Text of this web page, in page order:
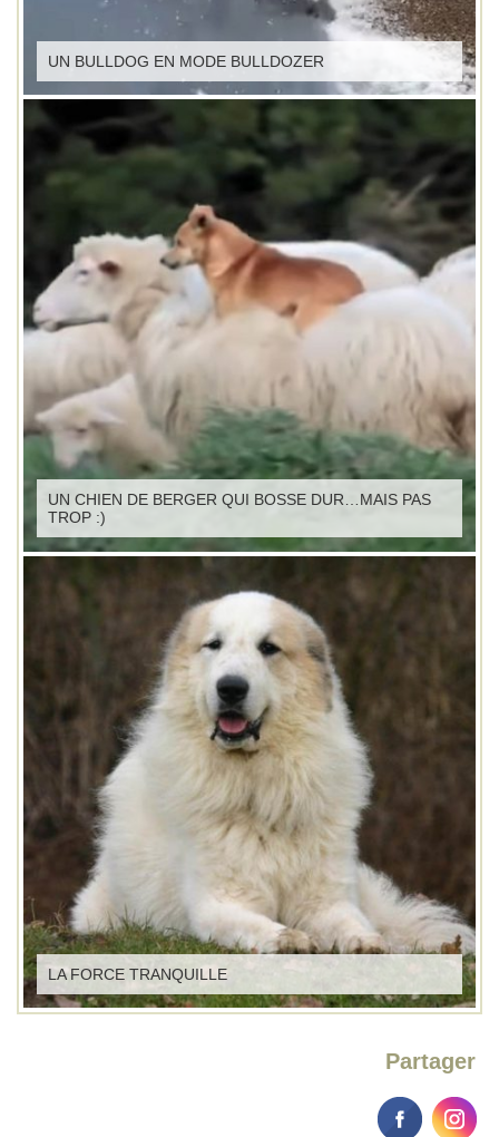
UN BULLDOG EN MODE BULLDOZER
UN CHIEN DE BERGER QUI BOSSE DUR…MAIS PAS
TROP :)
LA FORCE TRANQUILLE
Partager